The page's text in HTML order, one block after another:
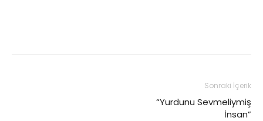
Sonraki İçerik
“Yurdunu Sevmeliymiş
İnsan”